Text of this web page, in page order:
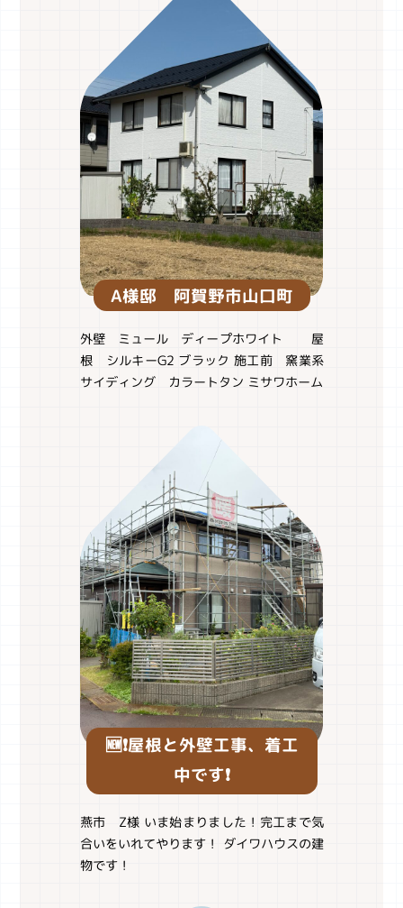
A様邸 阿賀野市山口町
外壁 ミュール ディープホワイト 屋
根 シルキーG2 ブラック 施工前 窯業系
サイディング カラートタン ミサワホーム
🆕❗️屋根と外壁工事、着工
中です❗️
燕市 Z様 いま始まりました！完工まで気
合いをいれてやります！ ダイワハウスの建
物です！